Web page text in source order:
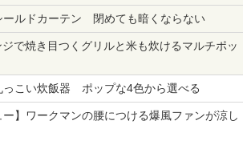
ールドカーテン 閉めても暗くならない
で焼き目つくグリルと米も炊けるマルチポッ
っこい炊飯器 ポップな4色から選べる
ー】ワークマンの腰につける爆風ファンが涼し